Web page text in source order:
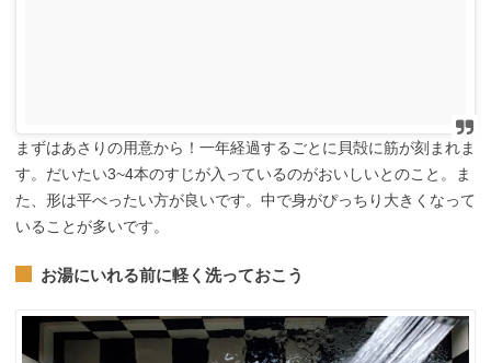
まずはあさりの用意から！一年経過するごとに貝殻に筋が刻まれま
す。だいたい3~4本のすじが入っているのがおいしいとのこと。ま
た、形は平べったい方が良いです。中で身がぴっちり大きくなって
いることが多いです。
お湯にいれる前に軽く洗っておこう